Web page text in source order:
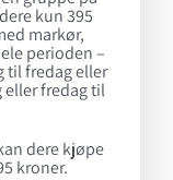
kun 395
markør,
perioden –
til fredag eller
eller fredag til
dere kjøpe
kroner.